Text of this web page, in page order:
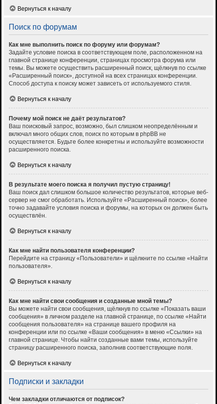
Вернуться к началу
Поиск по форумам
Как мне выполнить поиск по форуму или форумам?
Задайте условие поиска в соответствующем поле, расположенном на
главной странице конференции, страницах просмотра форума или
темы. Вы можете осуществить расширенный поиск, щёлкнув по ссылке
«Расширенный поиск», доступной на всех страницах конференции.
Способ доступа к поиску может зависеть от используемого стиля.
Вернуться к началу
Почему мой поиск не даёт результатов?
Ваш поисковый запрос, возможно, был слишком неопределённым и
включал много общих слов, поиск по которым в phpBB не
осуществляется. Будьте более конкретны и используйте возможности
расширенного поиска.
Вернуться к началу
В результате моего поиска я получил пустую страницу!
Ваш поиск дал слишком большое количество результатов, которые веб-
сервер не смог обработать. Используйте «Расширенный поиск», более
точно задавайте условия поиска и форумы, на которых он должен быть
осуществлён.
Вернуться к началу
Как мне найти пользователя конференции?
Перейдите на страницу «Пользователи» и щёлкните по ссылке «Найти
пользователя».
Вернуться к началу
Как мне найти свои сообщения и созданные мной темы?
Вы можете найти свои сообщения, щёлкнув по ссылке «Показать ваши
сообщения» в личном разделе на главной странице, по ссылке «Найти
сообщения пользователя» на странице вашего профиля на
конференции или по ссылке «Ваши сообщения» в меню «Ссылки» на
главной странице. Чтобы найти созданные вами темы, используйте
страницу расширенного поиска, заполнив соответствующие поля.
Вернуться к началу
Подписки и закладки
Чем закладки отличаются от подписок?